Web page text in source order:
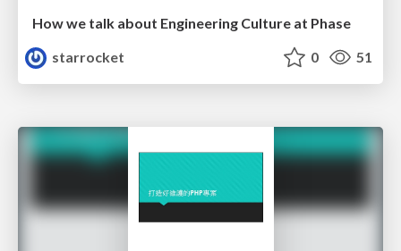
How we talk about Engineering Culture at Phase
starrocket
0 51